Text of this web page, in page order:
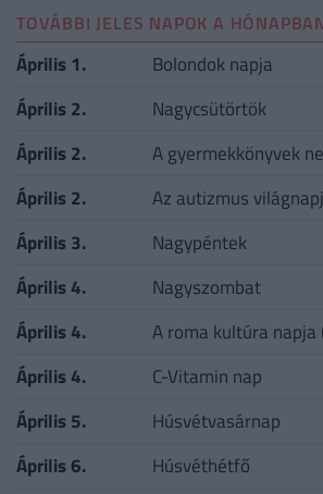
TOVÁBBI JELES NAPOK A
Április 1.
Bolondok napja
Április 2.
Nagycsütörtök
Április 2.
A gyermekkönyvek
Április 2.
Az autizmus
Április 3.
Nagypéntek
Április 4.
Nagyszombat
Április 4.
A roma kultúra napja
Április 4.
C-Vitamin nap
Április 5.
Húsvétvasárnap
Április 6.
Húsvéthétfő